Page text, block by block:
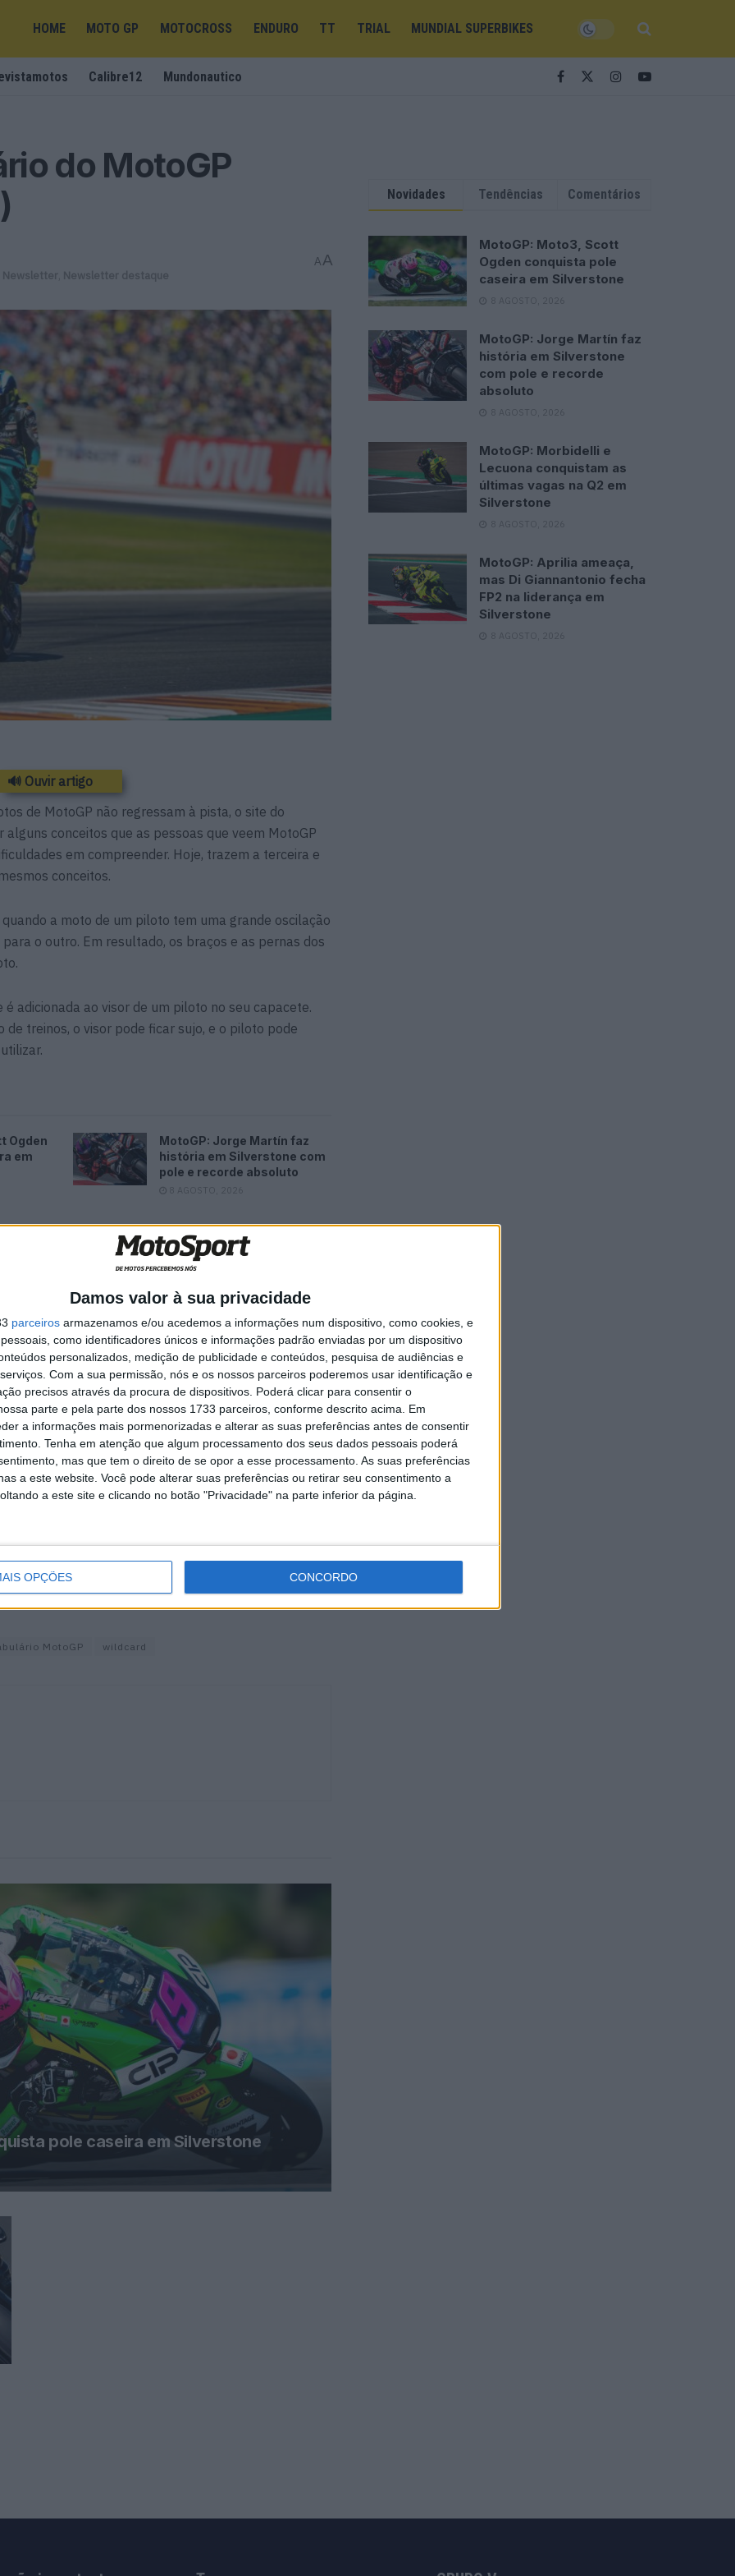
Damos valor à sua privacidade
parceiros armazenamos e/ou acedemos a informações num dispositivo, como cookies, e
como identificadores únicos e informações padrão enviadas por um dispositivo
personalizados, medição de publicidade e conteúdos, pesquisa de audiências e
Com a sua permissão, nós e os nossos parceiros poderemos usar identificação e
precisos através da procura de dispositivos. Poderá clicar para consentir o
parte e pela parte dos nossos 1733 parceiros, conforme descrito acima. Em
a informações mais pormenorizadas e alterar as suas preferências antes de consentir
Tenha em atenção que algum processamento dos seus dados pessoais poderá
mas que tem o direito de se opor a esse processamento. As suas preferências
a este website. Você pode alterar suas preferências ou retirar seu consentimento a
a este site e clicando no botão "Privacidade" na parte inferior da página.
OPÇÕES CONCORDO
HOME MOTO GP MOTOCROSS ENDURO TT TRIAL MUNDIAL SUPERBIKES
Calibre12 Mundonautico
do MotoGP
Newsletter Newsletter destaque
AA
🔊 Ouvir artigo
de MotoGP não regressam à pista, o site do
conceitos que as pessoas que veem MotoGP
em compreender. Hoje, trazem a terceira e
conceitos.
a moto de um piloto tem uma grande oscilação
o outro. Em resultado, os braços e as pernas dos
adicionada ao visor de um piloto no seu capacete.
de treinos, o visor pode ficar sujo, e o piloto pode
Ogden
em
MotoGP: Jorge Martín faz
história em Silverstone com
pole e recorde absoluto
8 AGOSTO, 2026
recolhidos por vários sensores na moto. Pode ser
equipa e utilizada para fazer as mudanças que a
é um conceito bastante importante. Os limites de
uma corrida, sob pena de a volta ser apagada. Se um
limites numa corrida e ganhar tempo com isso, pode
é a volta que os pilotos fazem imediatamente
aumentar a temperatura dos pneus e preparar-
que não faz parte da grelha em permanência, mas
fazer um determinado evento.
MotoGP wildcard
pole caseira em Silverstone
Novidades Tendências Comentários
MotoGP: Moto3, Scott
Ogden conquista pole
caseira em Silverstone
8 AGOSTO, 2026
MotoGP: Jorge Martín faz
história em Silverstone
com pole e recorde
absoluto
8 AGOSTO, 2026
MotoGP: Morbidelli e
Lecuona conquistam as
últimas vagas na Q2 em
Silverstone
8 AGOSTO, 2026
MotoGP: Aprilia ameaça,
mas Di Giannantonio fecha
FP2 na liderança em
Silverstone
8 AGOSTO, 2026